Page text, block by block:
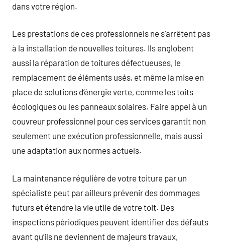
dans votre région.
Les prestations de ces professionnels ne s’arrêtent pas
à la installation de nouvelles toitures. Ils englobent
aussi la réparation de toitures défectueuses, le
remplacement de éléments usés, et même la mise en
place de solutions d’énergie verte, comme les toits
écologiques ou les panneaux solaires. Faire appel à un
couvreur professionnel pour ces services garantit non
seulement une exécution professionnelle, mais aussi
une adaptation aux normes actuels.
La maintenance régulière de votre toiture par un
spécialiste peut par ailleurs prévenir des dommages
futurs et étendre la vie utile de votre toit. Des
inspections périodiques peuvent identifier des défauts
avant qu’ils ne deviennent de majeurs travaux,